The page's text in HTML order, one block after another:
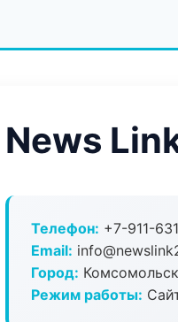
News
Телефон: +7-911-
Email:
Город:
Режим работы: